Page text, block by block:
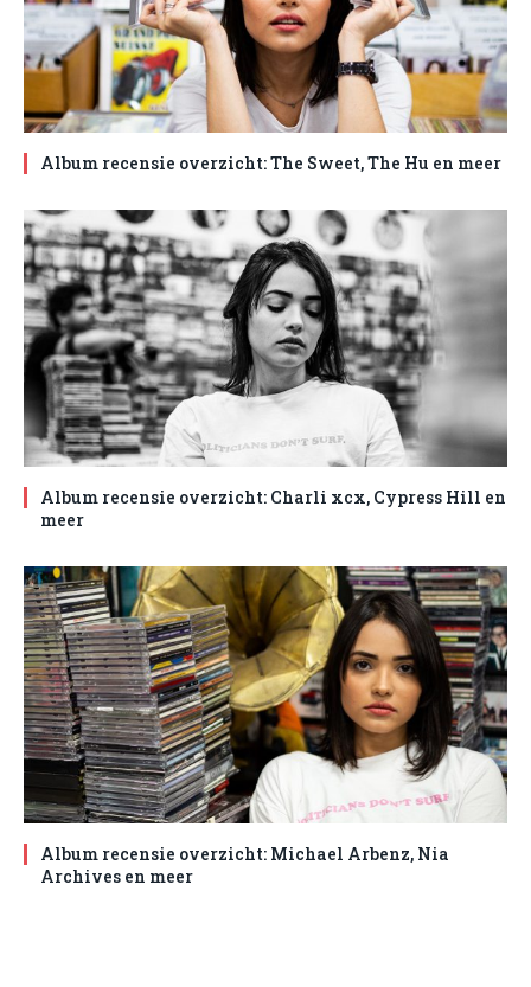
Album recensie overzicht: The Sweet, The Hu en meer
Album recensie overzicht: Charli xcx, Cypress Hill en
meer
Album recensie overzicht: Michael Arbenz, Nia
Archives en meer